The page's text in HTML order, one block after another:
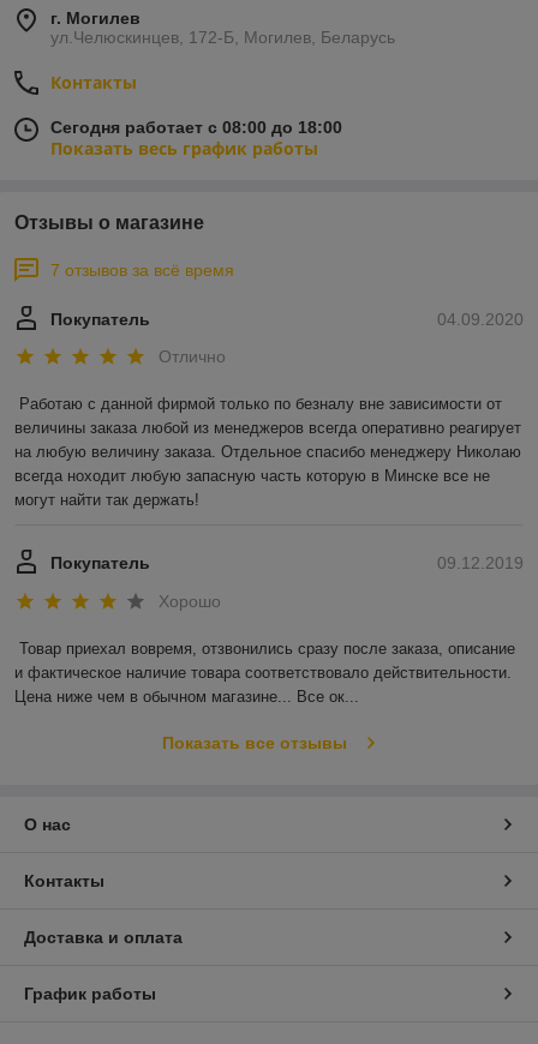
г. Могилев
ул.Челюскинцев, 172-Б, Могилев, Беларусь
Контакты
Сегодня работает с 08:00 до 18:00
Показать весь график работы
Отзывы о магазине
7 отзывов за всё время
04.09.2020
Покупатель
Отлично
Работаю с данной фирмой только по безналу вне зависимости от
величины заказа любой из менеджеров всегда оперативно реагирует
на любую величину заказа. Отдельное спасибо менеджеру Николаю
всегда ноходит любую запасную часть которую в Минске все не
могут найти так держать!
09.12.2019
Покупатель
Хорошо
Товар приехал вовремя, отзвонились сразу после заказа, описание
и фактическое наличие товара соответствовало действительности.
Цена ниже чем в обычном магазине... Все ок...
Показать все отзывы
О нас
Контакты
Доставка и оплата
График работы